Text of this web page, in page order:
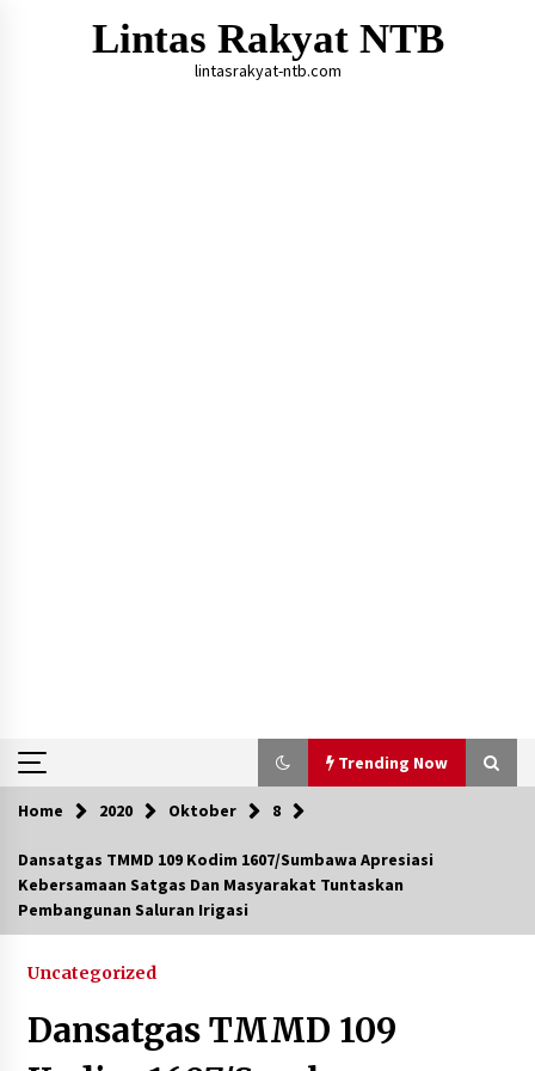
Lintas Rakyat NTB
lintasrakyat-ntb.com
Trending Now
Trending Now
Aksi Penggerebekan Pengedar Sabu di Dompu,
Ketegangan Memuncak di Kampung Bebas Dari
Narkoba
2 tahun ago
Dompu untuk Dirujuk ke RSJ
Home 2020 Oktober 8
Dansatgas TMMD 109 Kodim 1607/Sumbawa Apresiasi
Kebersamaan Satgas Dan Masyarakat Tuntaskan
Pembangunan Saluran Irigasi
Uncategorized
Dansatgas TMMD 109